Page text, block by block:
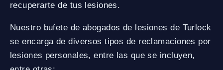
recuperarte de tus lesiones.
Nuestro bufete de abogados de lesiones de Turlock
se encarga de diversos tipos de reclamaciones por
lesiones personales, entre las que se incluyen,